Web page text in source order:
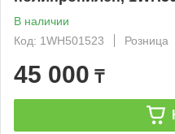
В наличии
Код: 1WH501523
Розница
45 000 ₸